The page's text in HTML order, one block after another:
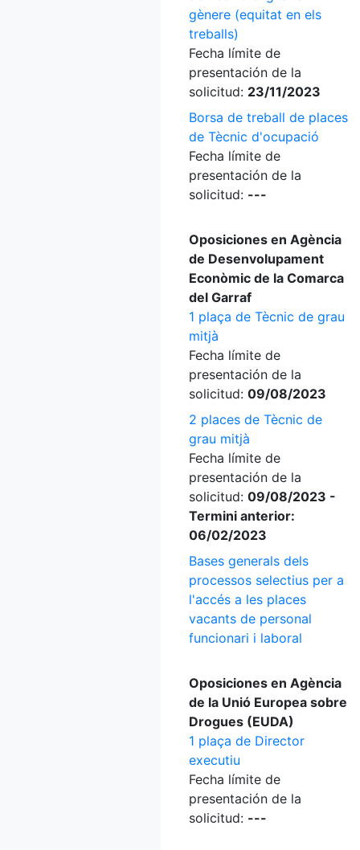
gènere (equitat en els
treballs)
Fecha límite de
presentación de la
solicitud: 23/11/2023
Borsa de treball de places
de Tècnic d'ocupació
Fecha límite de
presentación de la
solicitud: ---
Oposiciones en Agència
de Desenvolupament
Econòmic de la Comarca
del Garraf
1 plaça de Tècnic de grau
mitjà
Fecha límite de
presentación de la
solicitud: 09/08/2023
2 places de Tècnic de
grau mitjà
Fecha límite de
presentación de la
solicitud: 09/08/2023 -
Termini anterior:
06/02/2023
Bases generals dels
processos selectius per a
l'accés a les places
vacants de personal
funcionari i laboral
Oposiciones en Agència
de la Unió Europea sobre
Drogues (EUDA)
1 plaça de Director
executiu
Fecha límite de
presentación de la
solicitud: ---